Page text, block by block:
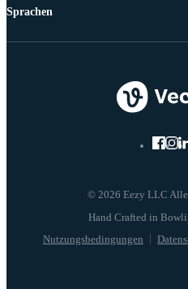
© 2026 Eezy LLC
Nutzungsbedingungen
Sprachen